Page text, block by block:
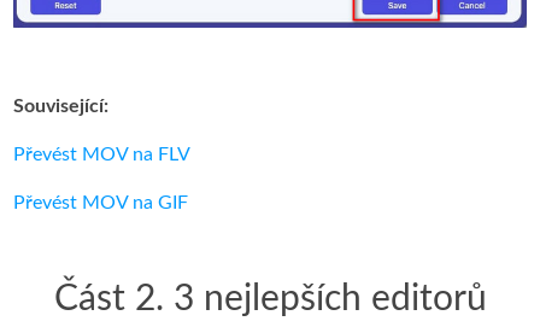
Související:
Převést MOV na FLV
Převést MOV na GIF
Část 2. 3 nejlepších editorů